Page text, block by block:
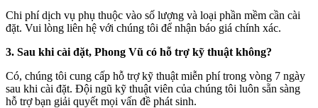
Chi phí dịch vụ phụ thuộc vào số lượng và loại phần mềm cần cài
đặt. Vui lòng liên hệ với chúng tôi để nhận báo giá chính xác.
3. Sau khi cài đặt, Phong Vũ có hỗ trợ kỹ thuật không?
Có, chúng tôi cung cấp hỗ trợ kỹ thuật miễn phí trong vòng 7 ngày
sau khi cài đặt. Đội ngũ kỹ thuật viên của chúng tôi luôn sẵn sàng
hỗ trợ bạn giải quyết mọi vấn đề phát sinh.